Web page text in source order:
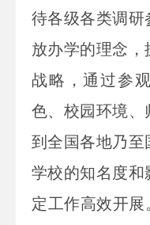
待各级各类调研
放办学的理念
战略，通过参
色、校园环境、
到全国各地乃至
学校的知名度和
定工作高效开展